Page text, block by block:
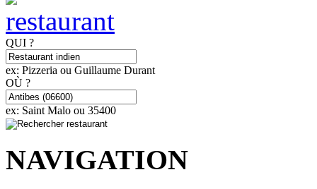
QUI ?
ex: Pizzeria ou Guillaume Durant
OÙ ?
ex: Saint Malo ou 35400
NAVIGATION